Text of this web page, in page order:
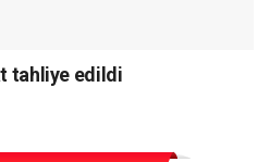
tahliye edildi